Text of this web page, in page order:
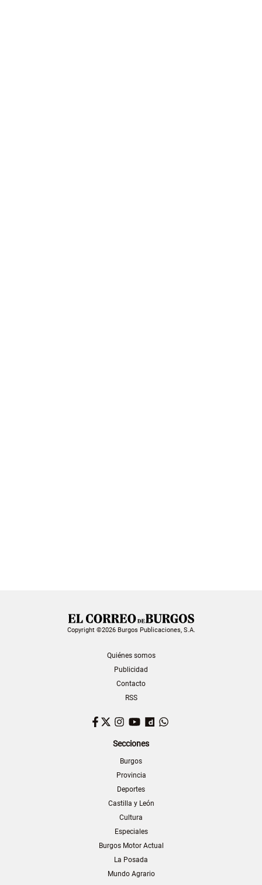
Copyright ©2026 Burgos Publicaciones, S.A.
Quiénes somos
Publicidad
Contacto
RSS
Facebook
TwitterInstagram
YouTubeDailymotion
Secciones
Burgos
Provincia
Deportes
Castilla y León
Cultura
Especiales
Burgos Motor Actual
La Posada
Mundo Agrario